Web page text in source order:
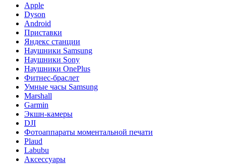
Apple
Dyson
Android
Приставки
Яндекс станции
Наушники Samsung
Наушники Sony
Наушники OnePlus
Фитнес-браслет
Умные часы Samsung
Marshall
Garmin
Экшн-камеры
DJI
Фотоаппараты моментальной печати
Plaud
Labubu
Аксессуары